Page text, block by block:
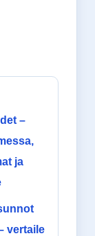
–
ja
vertaile